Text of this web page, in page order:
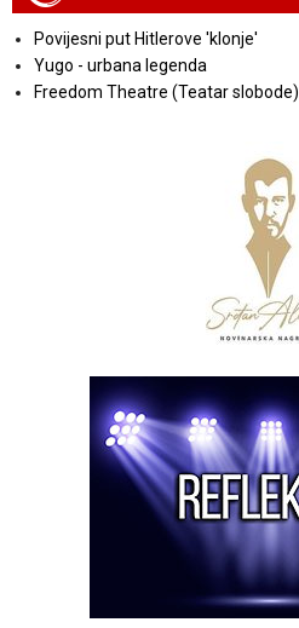
Povijesni put Hitlerove 'klonje'
Yugo - urbana legenda
Freedom Theatre (Teatar slobode)